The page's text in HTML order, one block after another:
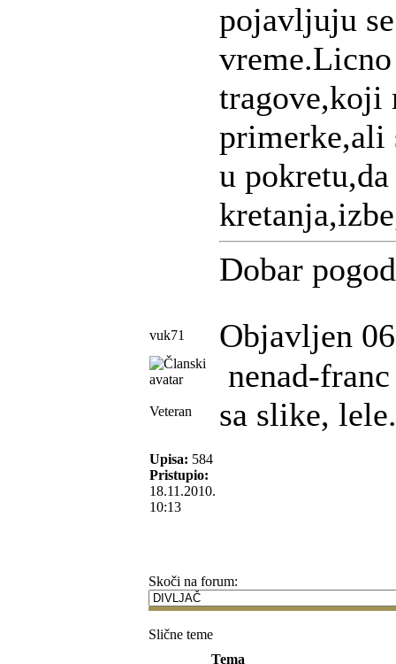
pojavljuju
tragove,koji
primerke,ali
u
Dobar
vuk71 Objavljen
Veteran
Upisa: 584
Pristupio:
18.11.2010.
10:13
nenad-
sa slike,
Skoči na forum:
Slične teme
Tema